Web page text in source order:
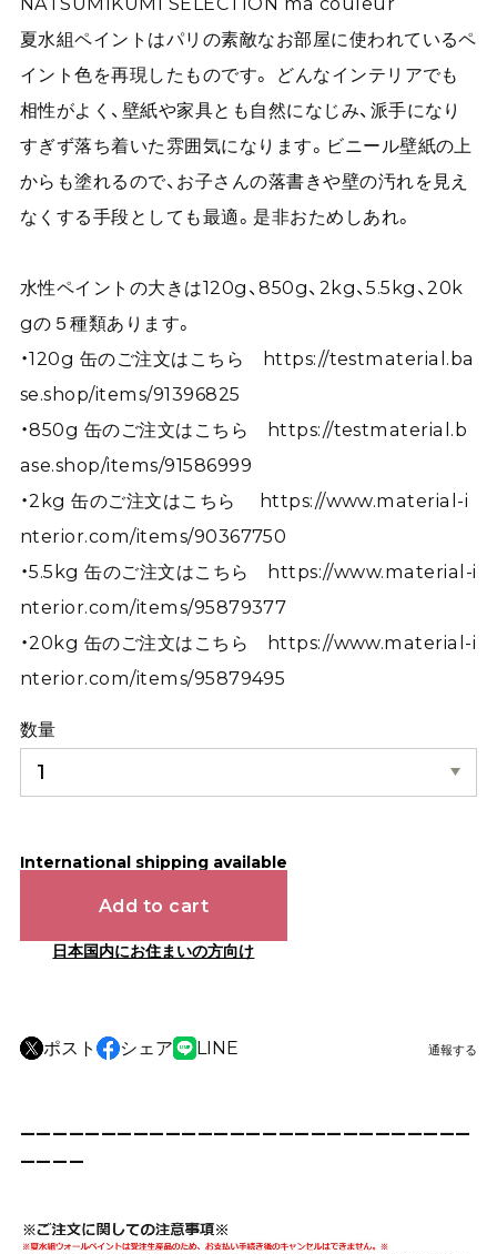
夏水組ペイントはパリの素敵なお部屋に使われているペ
イント色を再現したものです。 どんなインテリアでも
相性がよく、壁紙や家具とも自然になじみ、派手になり
すぎず落ち着いた雰囲気になります。ビニール壁紙の上
からも塗れるので、お子さんの落書きや壁の汚れを見え
なくする手段としても最適。是非おためしあれ。
水性ペイントの大きは120g、850g、2kg、5.5kg、20k
gの５種類あります。
・120g 缶のご注文はこちら
https://testmaterial.ba
se.shop/items/91396825
・850g 缶のご注文はこちら
https://testmaterial.b
ase.shop/items/91586999
・2kg 缶のご注文はこちら
https://www.material-i
nterior.com/items/90367750
・5.5kg 缶のご注文はこちら
https://www.material-i
nterior.com/items/95879377
・20kg 缶のご注文はこちら
https://www.material-i
nterior.com/items/95879495
数量
International shipping available
Add to cart
日本国内にお住まいの方向け
ポスト シェア LINE 通報する
――――――――――――――――――――――――――――
――――